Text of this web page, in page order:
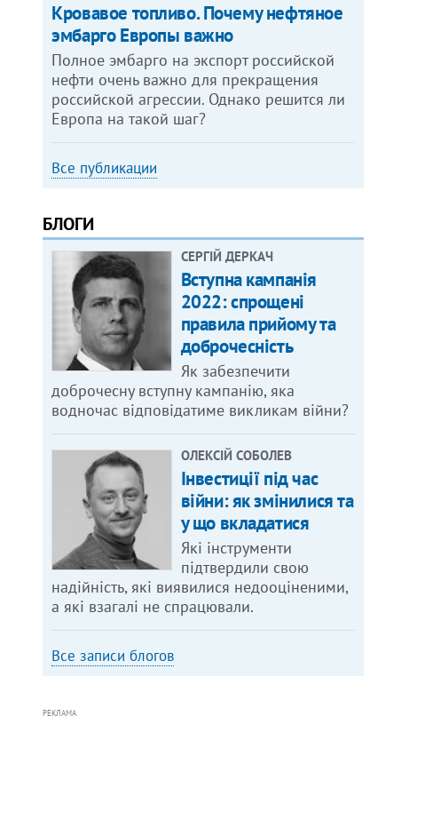
Кровавое топливо. Почему нефтяное
эмбарго Европы важно
Полное эмбарго на экспорт российской
нефти очень важно для прекращения
российской агрессии. Однако решится ли
Европа на такой шаг?
Все публикации
БЛОГИ
СЕРГІЙ ДЕРКАЧ
Вступна кампанія
2022: спрощені
правила прийому та
доброчесність
Як забезпечити
доброчесну вступну кампанію, яка
водночас відповідатиме викликам війни?
ОЛЕКСІЙ СОБОЛЕВ
Інвестиції під час
війни: як змінилися та
у що вкладатися
Які інструменти
підтвердили свою
надійність, які виявилися недооціненими,
а які взагалі не спрацювали.
Все записи блогов
РЕКЛАМА